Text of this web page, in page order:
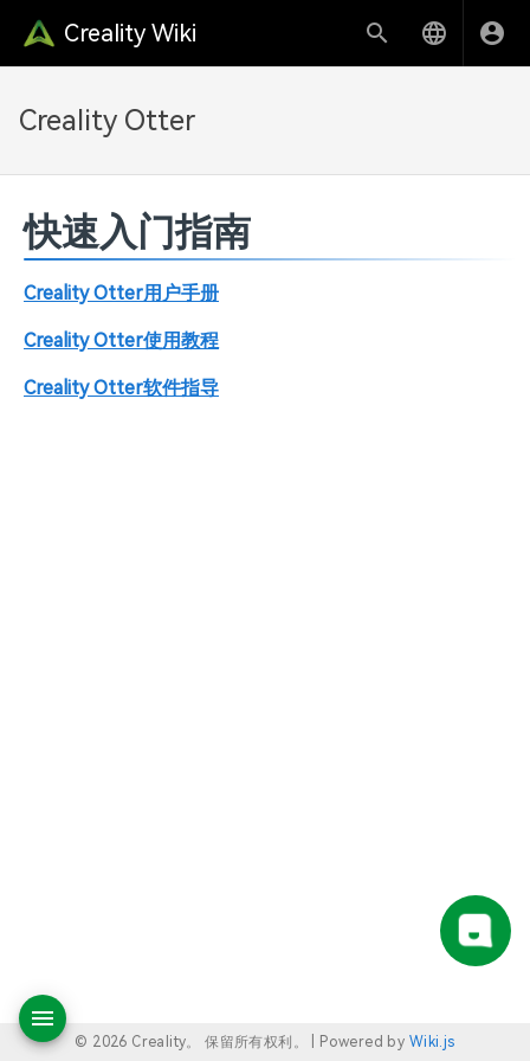
Creality Wiki
Creality Otter
快速入门指南
Creality Otter用户手册
Creality Otter使用教程
Creality Otter软件指导
© 2026 Creality。 保留所有权利。 | Powered by Wiki.js